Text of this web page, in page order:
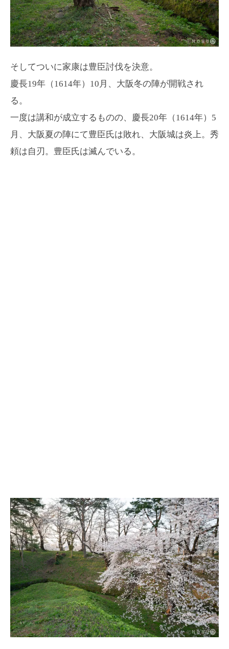
そしてついに家康は豊臣討伐を決意。
慶長19年（1614年）10月、大阪冬の陣が開戦され
る。
一度は講和が成立するものの、慶長20年（1614年）5
月、大阪夏の陣にて豊臣氏は敗れ、大阪城は炎上。秀
頼は自刃。豊臣氏は滅んでいる。